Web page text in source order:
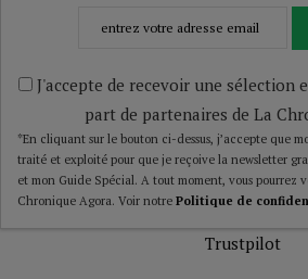
J'accepte de recevoir une sélection
part de partenaires de La
*En cliquant sur le bouton ci-dessus, j’accepte que
traité et exploité pour que je reçoive la newsletter
et mon Guide Spécial. A tout moment, vous pourrez
Chronique Agora. Voir notre Politique de
Trustpilot